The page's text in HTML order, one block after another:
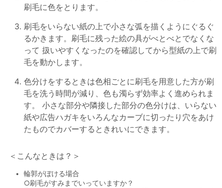
刷毛に色をとります。
刷毛をいらない紙の上で小さな弧を描くようにぐるぐ
るかきます。刷毛に残った絵の具がべとべとでなくな
って 扱いやすくなったのを確認してから型紙の上で刷
毛を動かします。
色分けをするときは色相ごとに刷毛を用意した方が刷
毛を洗う時間が減り、色も濁らず効率よく進められま
す。 小さな部分や隣接した部分の色分けは、いらない
紙や広告ハガキをいろんなカーブに切ったり穴をあけ
たものでカバーするときれいにできます。
＜こんなときは？＞
輪郭がぼける場合
○刷毛がすみまでいっていますか？